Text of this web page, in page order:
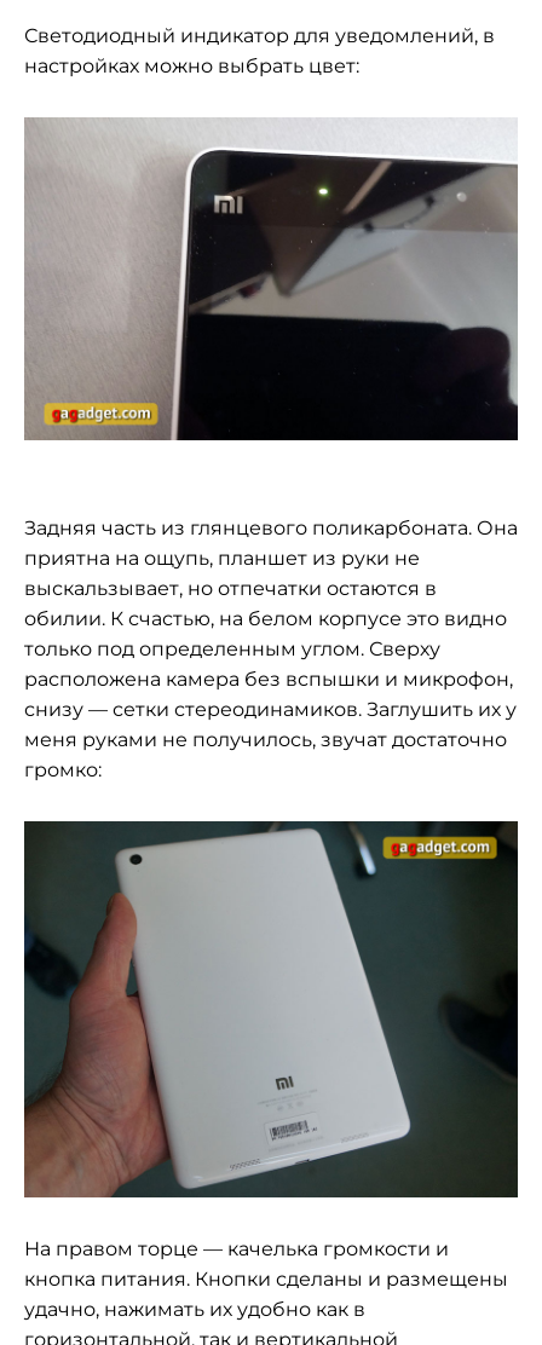
Светодиодный индикатор для уведомлений, в
настройках можно выбрать цвет:
Задняя часть из глянцевого поликарбоната. Она
приятна на ощупь, планшет из руки не
выскальзывает, но отпечатки остаются в
обилии. К счастью, на белом корпусе это видно
только под определенным углом. Сверху
расположена камера без вспышки и микрофон,
снизу — сетки стереодинамиков. Заглушить их у
меня руками не получилось, звучат достаточно
громко:
На правом торце — качелька громкости и
кнопка питания. Кнопки сделаны и размещены
удачно, нажимать их удобно как в
горизонтальной, так и вертикальной